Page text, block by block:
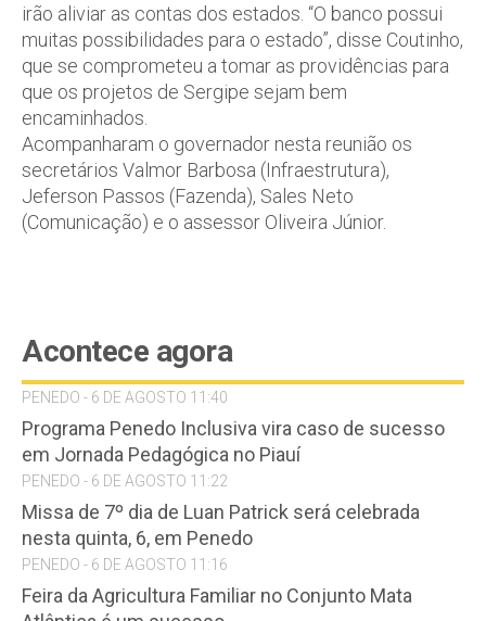
irão aliviar as contas dos estados. “O banco possui
muitas possibilidades para o estado”, disse Coutinho,
que se comprometeu a tomar as providências para
que os projetos de Sergipe sejam bem
encaminhados.
Acompanharam o governador nesta reunião os
secretários Valmor Barbosa (Infraestrutura),
Jeferson Passos (Fazenda), Sales Neto
(Comunicação) e o assessor Oliveira Júnior.
Acontece agora
PENEDO - 6 DE AGOSTO 11:40
Programa Penedo Inclusiva vira caso de sucesso
em Jornada Pedagógica no Piauí
PENEDO - 6 DE AGOSTO 11:22
Missa de 7º dia de Luan Patrick será celebrada
nesta quinta, 6, em Penedo
PENEDO - 6 DE AGOSTO 11:16
Feira da Agricultura Familiar no Conjunto Mata